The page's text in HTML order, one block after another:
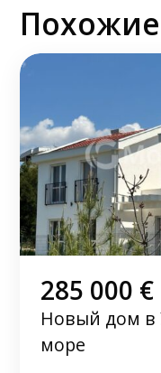
285 000 €
Новый дом в
море